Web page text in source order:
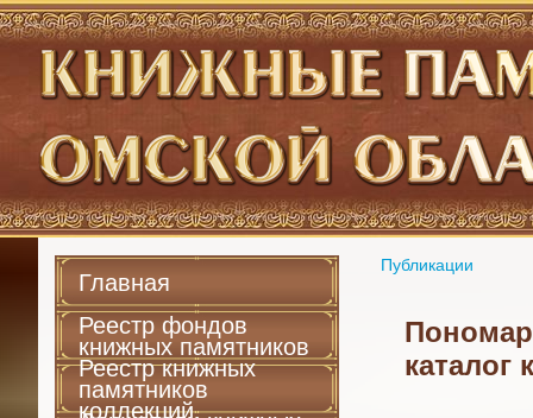
Главная
Реестр фондов
книжных памятников
Реестр книжных
памятников
коллекций
Публикации
каталог